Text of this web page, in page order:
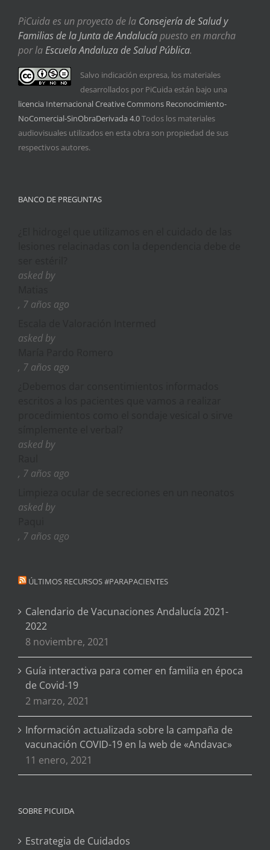
PiCuida es un proyecto de la Consejería de Salud y
Familias de la Junta de Andalucíapuesto en marcha
por laEscuela Andaluza de Salud Pública.
Salvo indicación expresa, los materiales
desarrollados por PiCuida están bajo una
licencia Internacional Creative Commons Reconocimiento-
NoComercial-SinObraDerivada 4.0Todos los materiales
audiovisuales utilizados en esta obra son propiedad de sus
respectivos autores.
BANCO DE PREGUNTAS
asked by
, 7 años ago
asked by
, 7 años ago
asked by
, 7 años ago
asked by
, 7 años ago
ÚLTIMOS RECURSOS #PARAPACIENTES
Calendario de Vacunaciones Andalucía 2021-
2022
8 noviembre, 2021
Guía interactiva para comer en familia en época
de Covid-19
2 marzo, 2021
Información actualizada sobre la campaña de
vacunación COVID-19 en la web de «Andavac»
11 enero, 2021
SOBRE PICUIDA
Estrategia de Cuidados